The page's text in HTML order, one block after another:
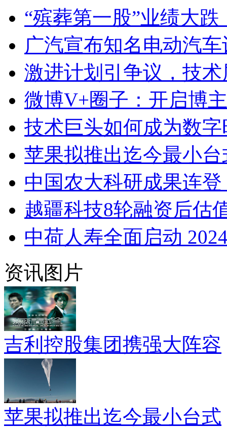
“殡葬第一股”业绩大跌
广汽宣布知名电动汽车
激进计划引争议，技
微博V+圈子：开启博
技术巨头如何成为数字
苹果拟推出迄今最小
中国农大科研成果连
越疆科技8轮融资后估
中荷人寿全面启动
资讯图片
吉利控股集团携强大阵容
苹果拟推出迄今最小台式